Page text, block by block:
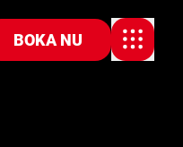
BOKA NU